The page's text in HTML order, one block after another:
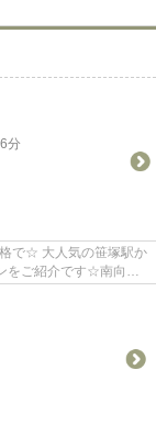
分
で☆ 大人気の笹塚駅か
をご紹介です☆南向